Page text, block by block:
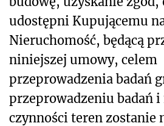
udostępni Kupującemu
Nieruchomość, będącą
niniejszej umowy, celem
przeprowadzenia badań
przeprowadzeniu badań i
czynności teren zostanie